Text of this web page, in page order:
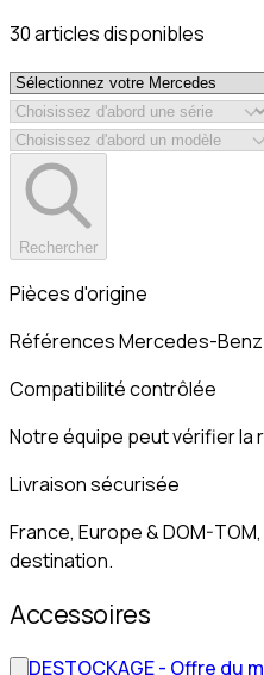
30articlesdisponibles
Rechercher
Pièces d'origine
Références Mercedes-
Compatibilité contrôlée
Notre équipe peut vérifier la
Livraison sécurisée
France, Europe & DOM-
destination.
Accessoires
DESTOCKAGE - Offre du